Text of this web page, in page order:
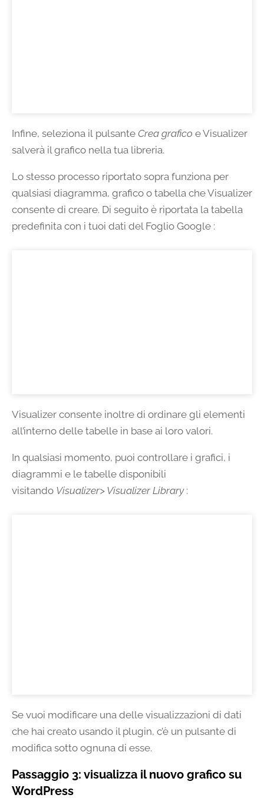
Infine, seleziona il pulsante Crea grafico e Visualizer
salverà il grafico nella tua libreria.
Lo stesso processo riportato sopra funziona per
qualsiasi diagramma, grafico o tabella che Visualizer
consente di creare. Di seguito è riportata la tabella
predefinita con i tuoi dati del Foglio Google :
Visualizer consente inoltre di ordinare gli elementi
all’interno delle tabelle in base ai loro valori.
In qualsiasi momento, puoi controllare i grafici, i
diagrammi e le tabelle disponibili
visitando Visualizer> Visualizer Library:
Se vuoi modificare una delle visualizzazioni di dati
che hai creato usando il plugin, c’è un pulsante di
modifica sotto ognuna di esse.
Passaggio 3: visualizza il nuovo grafico su
WordPress